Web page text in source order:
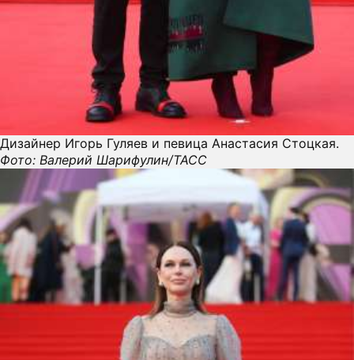
Дизайнер Игорь Гуляев и певица Анастасия Стоцкая.
Фото: Валерий Шарифулин/ТАСС